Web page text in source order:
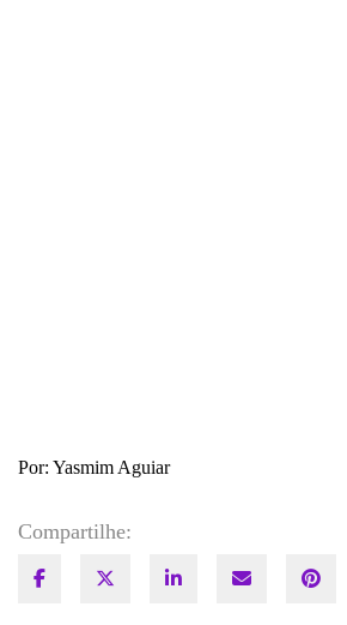
Por: Yasmim Aguiar
Compartilhe: